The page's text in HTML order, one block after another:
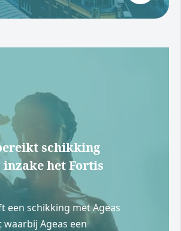
schikking
inzake het Fortis
een schikking met Ageas
waarbij Ageas een